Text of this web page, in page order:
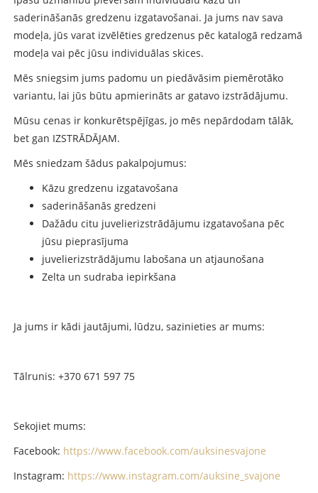
saderināšanās gredzenu izgatavošanai. Ja jums nav sava
modeļa, jūs varat izvēlēties gredzenus pēc katalogā redzamā
modeļa vai pēc jūsu individuālas skices.
Mēs sniegsim jums padomu un piedāvāsim piemērotāko
variantu, lai jūs būtu apmierināts ar gatavo izstrādājumu.
Mūsu cenas ir konkurētspējīgas, jo mēs nepārdodam tālāk,
bet gan IZSTRĀDĀJAM.
Mēs sniedzam šādus pakalpojumus:
Kāzu gredzenu izgatavošana
saderināšanās gredzeni
Dažādu citu juvelierizstrādājumu izgatavošana pēc
jūsu pieprasījuma
juvelierizstrādājumu labošana un atjaunošana
Zelta un sudraba iepirkšana
Ja jums ir kādi jautājumi, lūdzu, sazinieties ar mums:
Tālrunis: +370 671 597 75
Sekojiet mums:
Facebook: https://www.facebook.com/auksinesvajone
Instagram: https://www.instagram.com/auksine_svajone